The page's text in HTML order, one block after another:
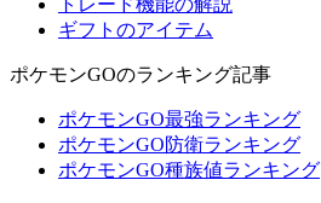
トレード機能の解説
ギフトのアイテム
ポケモンGOのランキング記事
ポケモンGO最強ランキング
ポケモンGO防衛ランキング
ポケモンGO種族値ランキング